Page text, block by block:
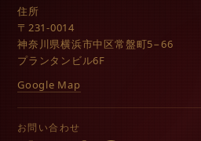
住所
〒231-0014
神奈川県横浜市中区常盤町5−66
プランタンビル6F
Google Map
お問い合わせ